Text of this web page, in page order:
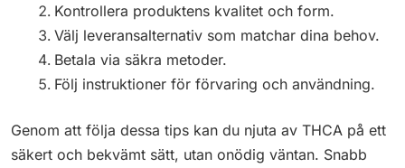
Kontrollera produktens kvalitet och form.
Välj leveransalternativ som matchar dina behov.
Betala via säkra metoder.
Följ instruktioner för förvaring och användning.
Genom att följa dessa tips kan du njuta av THCA på ett
säkert och bekvämt sätt, utan onödig väntan. Snabb